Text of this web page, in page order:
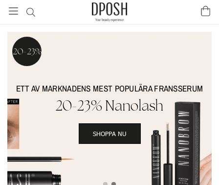
20-23%
ETT AV MARKNADENS MEST POPULÄRA FRANSSERUM
20-23% Nanolash
SHOPPA NU